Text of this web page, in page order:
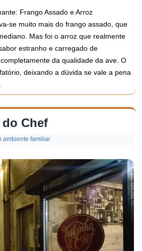
Frango Assado e Arroz
se muito mais do frango assado, que
Mas foi o arroz que realmente
estranho e carregado de
da qualidade da ave. O
deixando a dúvida se vale a pena
Chef
ambiente familiar